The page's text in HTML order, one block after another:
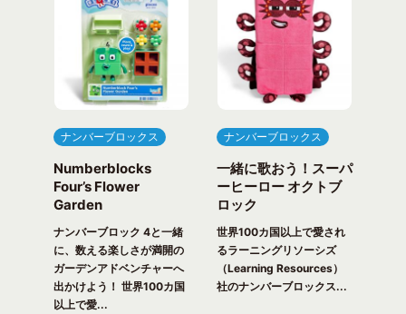
ナンバーブロックス
Numberblocks
Four’s Flower
Garden
ナンバーブロック 4と一緒
に、数える楽しさが満開の
ガーデンアドベンチャーへ
出かけよう！ 世界100カ国
以上で愛...
ナンバーブロックス
一緒に歌おう！スーパ
ーヒーロー オクトブ
ロック
世界100カ国以上で愛され
るラーニングリソーシズ
（Learning Resources）
社のナンバーブロックス...